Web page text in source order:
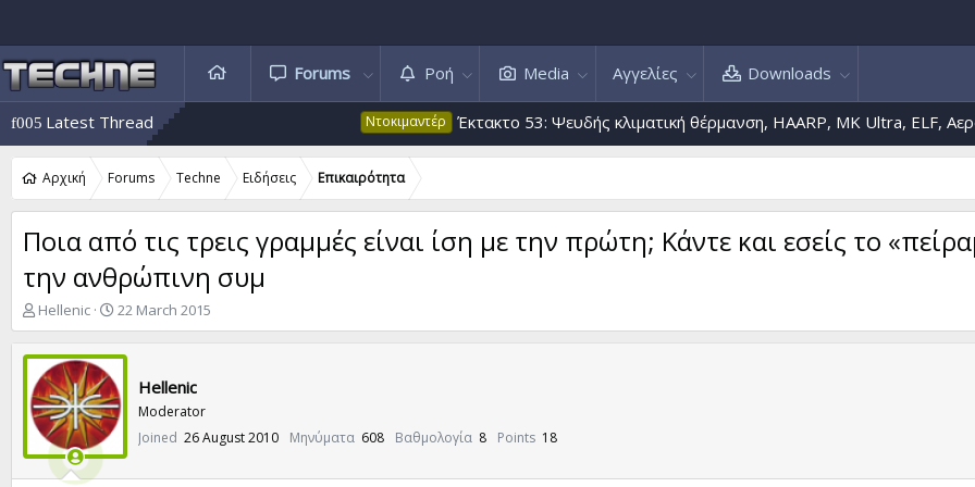
Forums Ροή Media Αγγελίες Downloads
Latest Thread Ντοκιμαντέρ Έκτακτο 53: Ψευδής κλιματική θέρμανση, HAARP, MK Ultra, ELF,
Αρχική Forums Techne Ειδήσεις Επικαιρότητα
Πoια από τις τρεις γραμμές είναι ίση με την πρώτη; Κάντε και εσείς τo
την ανθρώπινη συμ
T
h
e
a
d
s
a
Hellenic
S
t
t
d
a
e
22 March 2015
Hellenic
Moderator
Joined 26 August 2010 Μηνύματα 608 Βαθμολογία 8 Points 18